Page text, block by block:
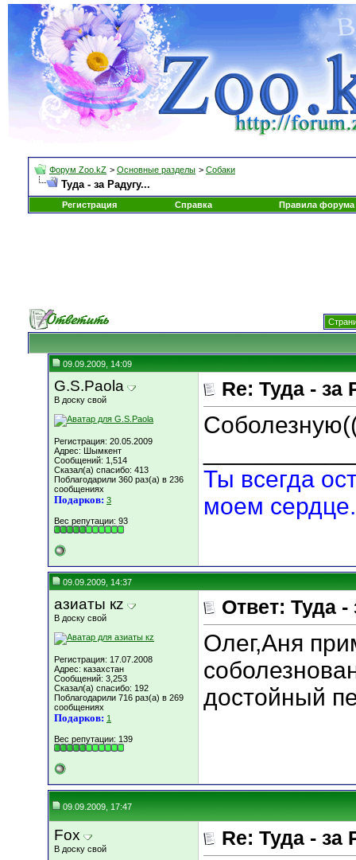
Форум Zoo.kZ > Основные разделы > Собаки
Туда - за Радугу...
Регистрация Справка Правила форума
09.09.2009, 14:09
G.S.Paola
В доску свой
Регистрация: 20.05.2009
Адрес: Шымкент
Сообщений: 1,514
Сказал(а) спасибо: 413
Поблагодарили 360 раз(а) в 236
сообщениях
Подарков: 3
Вес репутации: 93
Re: Туда - за
Ты всегда
моем сердце.
09.09.2009, 14:37
азиаты кz
В доску свой
Регистрация: 17.07.2008
Адрес: казахстан
Сообщений: 3,253
Сказал(а) спасибо: 192
Поблагодарили 716 раз(а) в 269
сообщениях
Подарков: 1
Вес репутации: 139
Ответ: Туда -
Олег,Аня
достойный
09.09.2009, 17:47
Fox
В доску свой Re: Туда - за